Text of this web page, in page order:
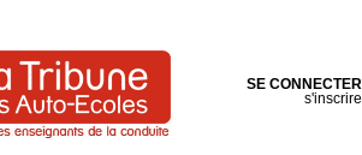
SE CONNECTER
s'inscrire